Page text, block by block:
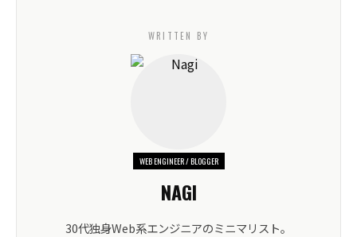
WRITTEN BY
WEB ENGINEER / BLOGGER
NAGI
30代独身Web系エンジニアのミニマリスト。